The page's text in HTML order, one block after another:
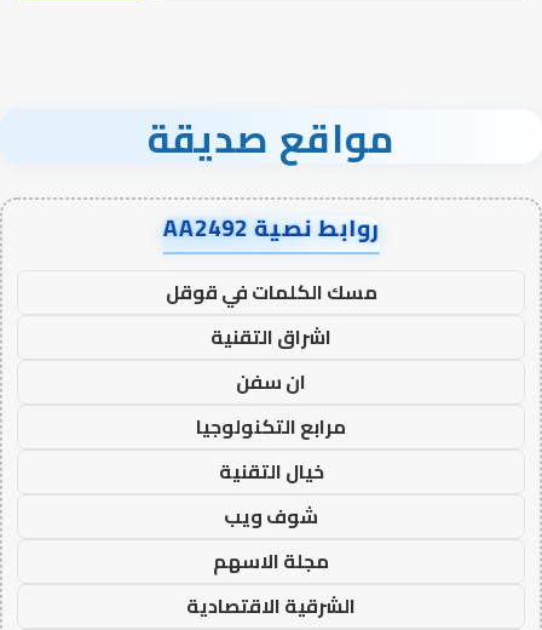
مواقع صديقة
روابط نصية AA2492
مسك الكلمات في قوقل
اشراق التقنية
ان سفن
مرابع التكنولوجيا
خيال التقنية
شوف ويب
مجلة الاسهم
الشرقية الاقتصادية